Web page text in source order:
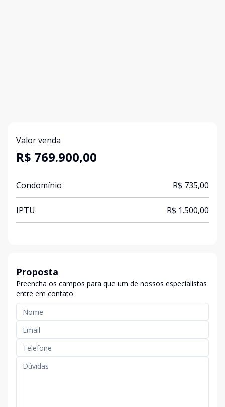
Valor venda
R$ 769.900,00
Condomínio R$ 735,00
IPTU R$ 1.500,00
Proposta
Preencha os campos para que um de nossos especialistas
entre em contato